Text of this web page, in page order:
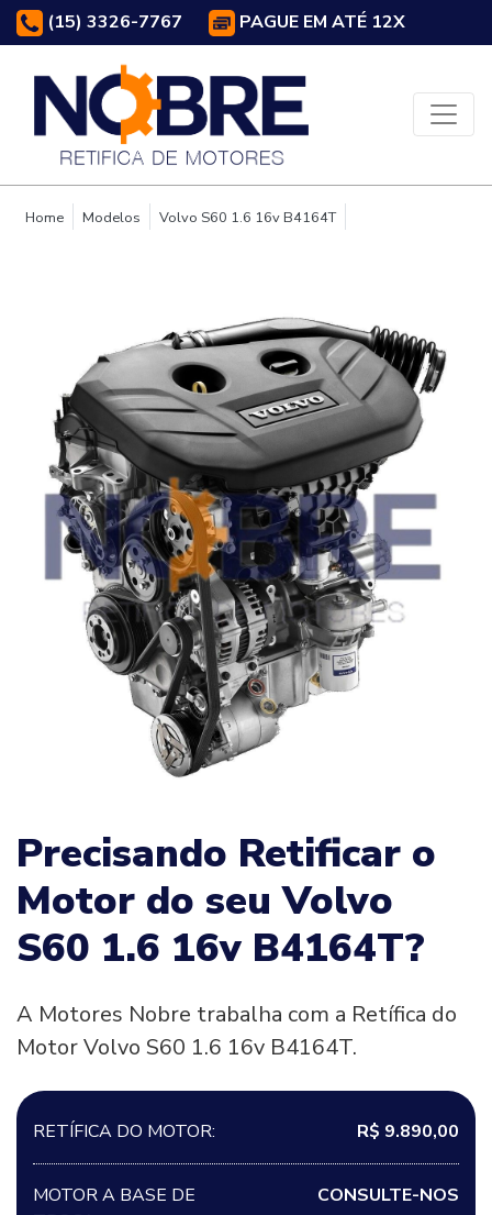
(15) 3326-7767 PAGUE EM ATÉ 12X
Home Modelos Volvo S60 1.6 16v B4164T
Precisando Retificar o
Motor do seu Volvo
S60 1.6 16v B4164T?
A Motores Nobre trabalha com a Retífica do
Motor Volvo S60 1.6 16v B4164T.
RETÍFICA DO MOTOR: R$ 9.890,00
MOTOR A BASE DE
CONSULTE-NOS